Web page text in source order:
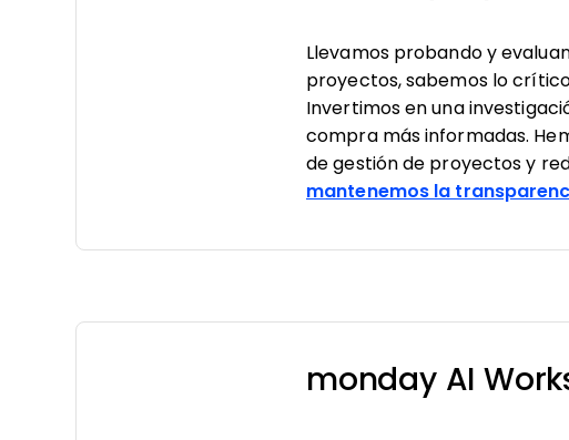
Llevamos probando y
proyectos, sabemos lo
Invertimos en una
compra más informadas.
de gestión de proyectos y
mantenemos la
monday AI